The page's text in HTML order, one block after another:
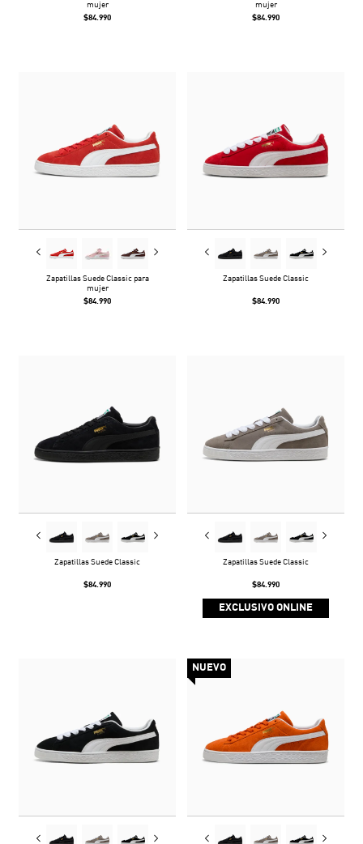
mujer
$84.990
mujer
$84.990
Zapatillas Suede Classic para
mujer
$84.990
Zapatillas Suede Classic
$84.990
Zapatillas Suede Classic
$84.990
Zapatillas Suede Classic
$84.990
EXCLUSIVO ONLINE
NUEVO